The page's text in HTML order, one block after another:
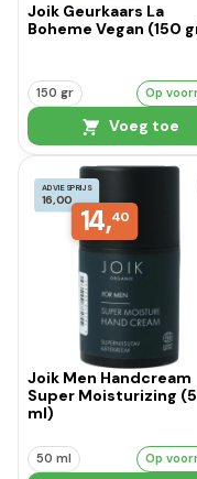
Joik Geurkaars La
Boheme Vegan (150
150 gr Op
Voeg toe
ADVIESPRIJS
16,00
14,40
Joik Men Handcream
Super Moisturizing
ml)
50 ml Op